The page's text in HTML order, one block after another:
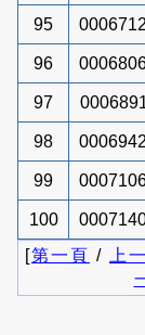
95
96
97
98
99
100
[第一頁 / 上